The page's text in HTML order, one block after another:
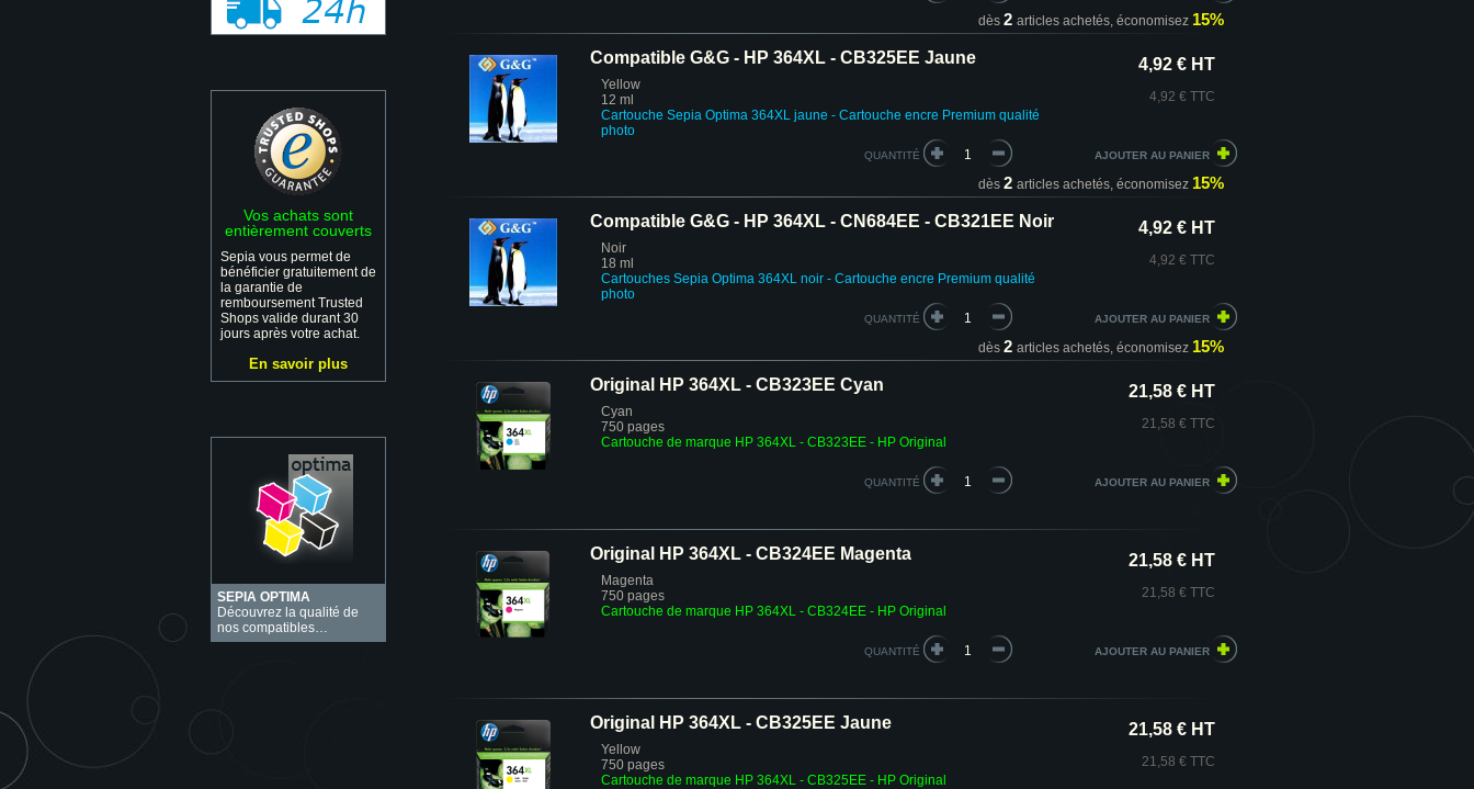
Vos achats sont
entièrement couverts
Sepia vous permet de
bénéficier gratuitement de
la garantie de
remboursement Trusted
Shops valide durant 30
jours après votre achat.
En savoir plus
SEPIA OPTIMA
Découvrez la qualité de
nos compatibles…
dès 2 articles achetés, économisez 15%
Compatible G&G - HP 364XL - CB325EE Jaune
Yellow
12 ml
Cartouche Sepia Optima 364XL jaune - Cartouche encre Premium qualité
photo
4,92 € HT
4,92 € TTC
QUANTITÉ
dès 2 articles achetés, économisez 15%
Compatible G&G - HP 364XL - CN684EE - CB321EE Noir
Noir
18 ml
Cartouches Sepia Optima 364XL noir - Cartouche encre Premium qualité
photo
4,92 € HT
4,92 € TTC
QUANTITÉ
dès 2 articles achetés, économisez 15%
Original HP 364XL - CB323EE Cyan
Cyan
750 pages
Cartouche de marque HP 364XL - CB323EE - HP Original
21,58 € HT
21,58 € TTC
QUANTITÉ
Original HP 364XL - CB324EE Magenta
Magenta
750 pages
Cartouche de marque HP 364XL - CB324EE - HP Original
21,58 € HT
21,58 € TTC
QUANTITÉ
Original HP 364XL - CB325EE Jaune
Yellow
750 pages
Cartouche de marque HP 364XL - CB325EE - HP Original
21,58 € HT
21,58 € TTC